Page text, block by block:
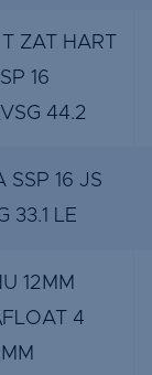
ZAT HART
16
44.2
SSP 16 JS
33.1 LE
12MM
4